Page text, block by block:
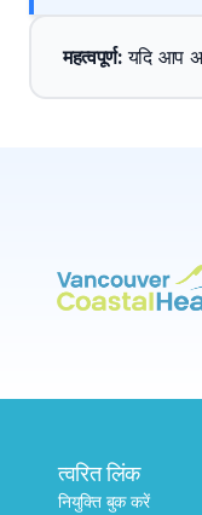
महत्वपूर्ण: यदि आप
त्वरित लिंक
नियुक्ति बुक करें